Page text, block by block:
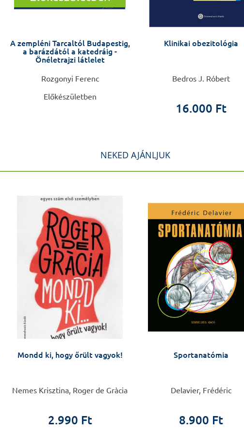
A zempléni Tarcaltól Budapestig,
a barázdától a katedráig -
Önéletrajzi látlelet
Rozgonyi Ferenc
Előkészületben
Klinikai obezitológia
Bedros J. Róbert
16.000 Ft
NEKED AJÁNLJUK
Mondd ki, hogy őrült vagyok!
Nemes Krisztina, Roger de Gràcia
2.990 Ft
Sportanatómia
Delavier, Frédéric
8.900 Ft